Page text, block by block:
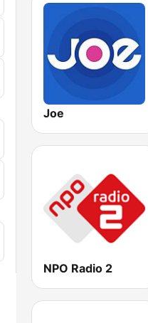
Joe
NPO Radio 2